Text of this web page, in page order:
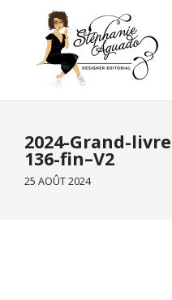
2024-Grand-
136-fin–V2
25 AOÛT 2024